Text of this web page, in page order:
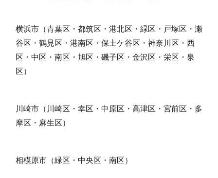
横浜市（青葉区・都筑区・港北区・緑区・戸塚区・瀬
谷区・鶴見区・港南区・保土ケ谷区・神奈川区・西
区・中区・南区・旭区・磯子区・金沢区・栄区・泉
区）
川崎市（川崎区・幸区・中原区・高津区・宮前区・多
摩区・麻生区）
相模原市（緑区・中央区・南区）